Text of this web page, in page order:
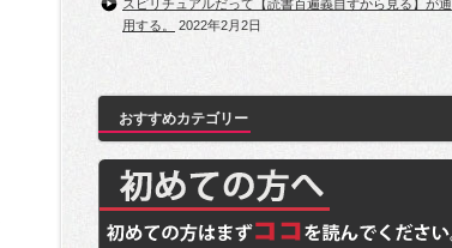
スピリチュアルだって【読書百遍義自ずから見る】が通
用する。
2022年2月2日
おすすめカテゴリー